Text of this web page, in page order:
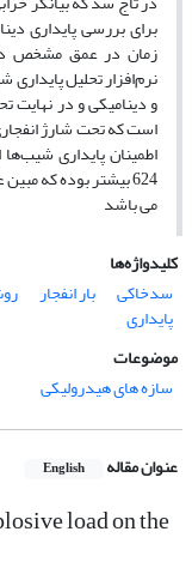
برای بررسی پایداری
زمان در عمق مشخص در
نرم‌افزار تحلیل
و دینامیکی و در نهایت
اطمینان پایداری
624 بیشتر بوده که
می باشد
کلیدواژه‌ها
سدخاکی
بار انفجار
پایداری
موضوعات
سازه های هیدرولیکی
عنوان مقاله English
load on the